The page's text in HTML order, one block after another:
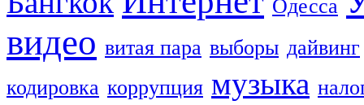
Одесса
видео витая пара выборы дайвинг
кодировка коррупция музыка